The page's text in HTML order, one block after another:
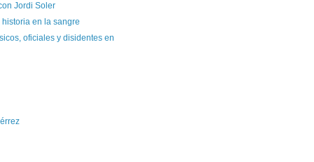
Jordi Soler
en la sangre
oficiales y disidentes en